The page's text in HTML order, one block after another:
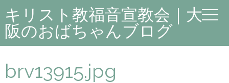
キリスト教福音宣教会｜大
阪のおばちゃんブログ
brv13915.jpg